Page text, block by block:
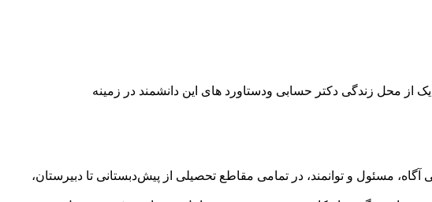
از محل زندگی دکتر حسابی ودستاورد های این دانشمند در زمینه
مسئول و توانمند، در تمامی مقاطع تحصیلی از پیش‌دبستانی تا دبیرستان،